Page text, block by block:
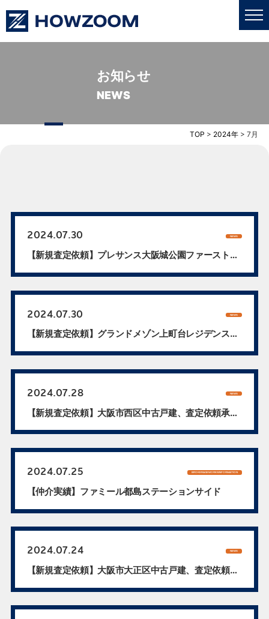
私たちについて
お問い合わせ
お知らせ
NEWS
TOP > 2024年 >7月
2024.07.30 NEWS
【新規査定依頼】プレサンス大阪城公園ファースト
2024.07.30 NEWS
【新規査定依頼】グランドメゾン上町台レジデンス
2024.07.28 NEWS
【新規査定依頼】大阪市西区中古戸建、査定依頼承
2024.07.25 BROKERAGEWORKSINFORMATION
【仲介実績】ファミール都島ステーションサイド
2024.07.24 NEWS
【新規査定依頼】大阪市大正区中古戸建、査定依頼